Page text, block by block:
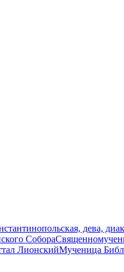
дева,
Собора
ЛионскийМученица